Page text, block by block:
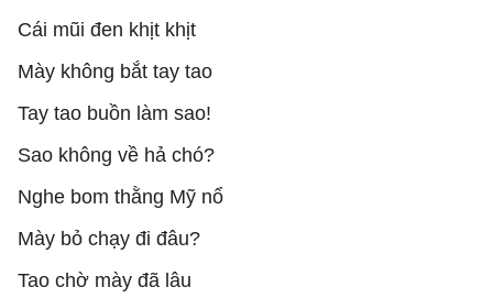
Cái mũi đen khịt khịt
Mày không bắt tay tao
Tay tao buồn làm sao!
Sao không về hả chó?
Nghe bom thằng Mỹ nổ
Mày bỏ chạy đi đâu?
Tao chờ mày đã lâu